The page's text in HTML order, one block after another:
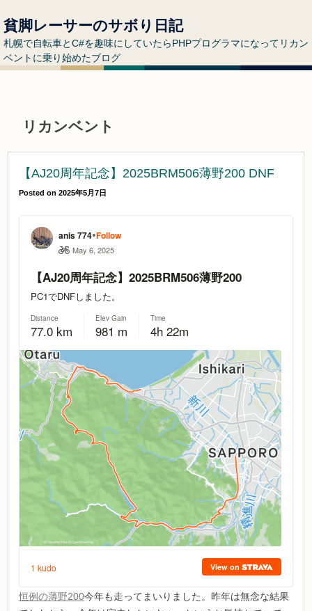
貧脚レーサーのサボり日記
札幌で自転車とC#を趣味にしていたらPHPプログラマになってリカン
ベントに乗り始めたブログ
リカンベント
【AJ20周年記念】2025BRM506薄野200 DNF
Posted on 2025年5月7日
恒例の薄野200今年も走ってまいりました。昨年は無念な結果